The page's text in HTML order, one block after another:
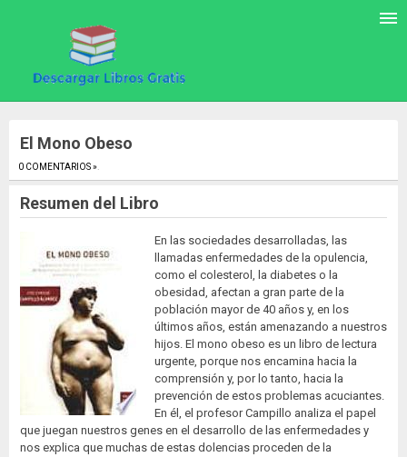
El Mono Obeso
0 COMENTARIOS ».
Resumen del Libro
En las sociedades desarrolladas, las
llamadas enfermedades de la opulencia,
como el colesterol, la diabetes o la
obesidad, afectan a gran parte de la
población mayor de 40 años y, en los
últimos años, están amenazando a nuestros
hijos. El mono obeso es un libro de lectura
urgente, porque nos encamina hacia la
comprensión y, por lo tanto, hacia la
prevención de estos problemas acuciantes.
En él, el profesor Campillo analiza el papel
que juegan nuestros genes en el desarrollo de las enfermedades y
nos explica que muchas de estas dolencias proceden de la